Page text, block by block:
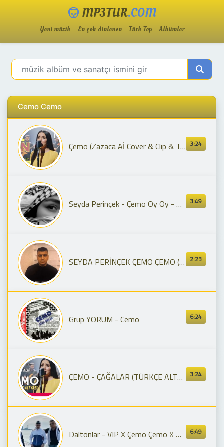
MP3TUR.COM
Yeni müzik En çok dinlenen Türk Top Albümler
Cemo Cemo
3:24
Çemo (Zazaca Aİ Cover & Clip & Türkçe - Zazaca Alt Yazı) - Çağalar
3:49
Seyda Perînçek - Çemo Oy Oy - Hevale Reşo Full
2:23
SEYDA PERİNÇEK ÇEMO ÇEMO (DLT34)
6:24
Grup YORUM - Cemo
3:24
ÇEMO - ÇAĞALAR (TÜRKÇE ALTYAZI)
6:49
Daltonlar - VIP X Çemo Çemo X Kısa Keleş II X Verin Seva X Bertaraf X Rojbaş X B.G.Y.Yılmaz X Zehir